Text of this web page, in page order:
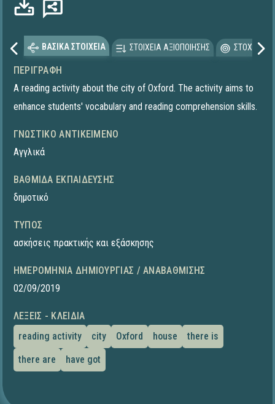
ΒΑΣΙΚΑ ΣΤΟΙΧΕΙΑ ΣΤΟΙΧΕΙΑ ΑΞΙΟΠΟΙΗΣΗΣ
ΠΕΡΙΓΡΑΦΉ
A reading activity about the city of Oxford. The activity aims to
enhance students' vocabulary and reading comprehension skills.
ΓΝΩΣΤΙΚΌ ΑΝΤΙΚΕΊΜΕΝΟ
Αγγλικά
ΒΑΘΜΊΔΑ ΕΚΠΑΊΔΕΥΣΗΣ
δημοτικό
ΤΎΠΟΣ
ασκήσεις πρακτικής και εξάσκησης
ΗΜΕΡΟΜΗΝΊΑ ΔΗΜΙΟΥΡΓΊΑΣ / ΑΝΑΒΆΘΜΙΣΗΣ
02/09/2019
ΛΈΞΕΙΣ - ΚΛΕΙΔΙΆ
reading activity
city Oxford house
there is
there are
have got